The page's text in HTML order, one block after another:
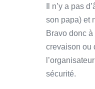
Il n’y a pas
son papa) et
Bravo donc
crevaison ou
sécurité.